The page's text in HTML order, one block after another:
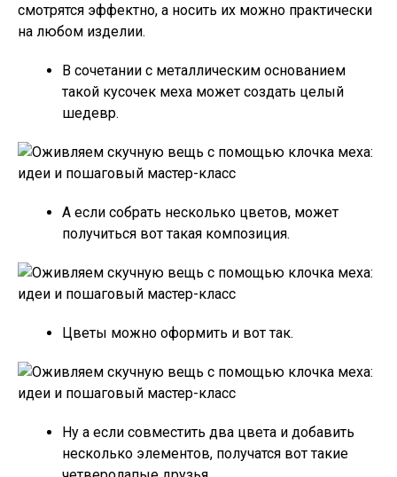
смотрятся эффектно, а носить их можно практически
на любом изделии.
В сочетании с металлическим основанием
такой кусочек меха может создать целый
шедевр.
А если собрать несколько цветов, может
получиться вот такая композиция.
Цветы можно оформить и вот так.
Ну а если совместить два цвета и добавить
несколько элементов, получатся вот такие